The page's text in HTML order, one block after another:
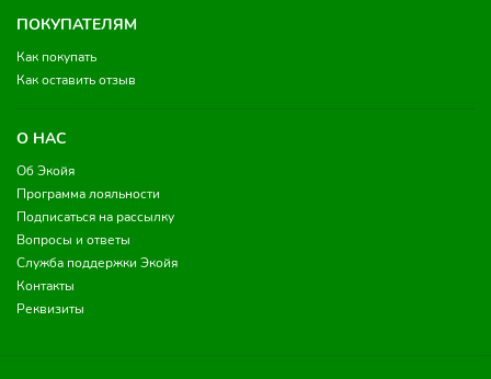
ПОКУПАТЕЛЯМ
Как покупать
Как оставить отзыв
О НАС
Об Экойя
Программа лояльности
Подписаться на рассылку
Вопросы и ответы
Служба поддержки Экойя
Контакты
Реквизиты